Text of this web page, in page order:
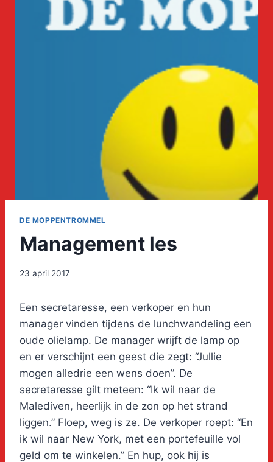
DE MOPPENTROMMEL
Management les
23 april 2017
Een secretaresse, een verkoper en hun
manager vinden tijdens de lunchwandeling een
oude olielamp. De manager wrijft de lamp op
en er verschijnt een geest die zegt: “Jullie
mogen alledrie een wens doen”. De
secretaresse gilt meteen: “Ik wil naar de
Malediven, heerlijk in de zon op het strand
liggen.” Floep, weg is ze. De verkoper roept: “En
ik wil naar New York, met een portefeuille vol
geld om te winkelen.” En hup, ook hij is